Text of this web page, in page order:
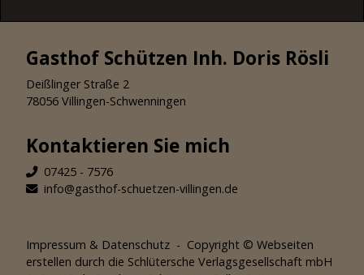
Gasthof Schützen Inh. Doris Rösli
Deißlinger Straße 2
78056 Villingen-Schwenningen
Kontaktieren Sie mich
07425 - 7576
info@gasthof-schuetzen-villingen.de
Impressum & Datenschutz - Copyright © Webseiten
erstellen durch die Schlütersche Verlagsgesellschaft mbH